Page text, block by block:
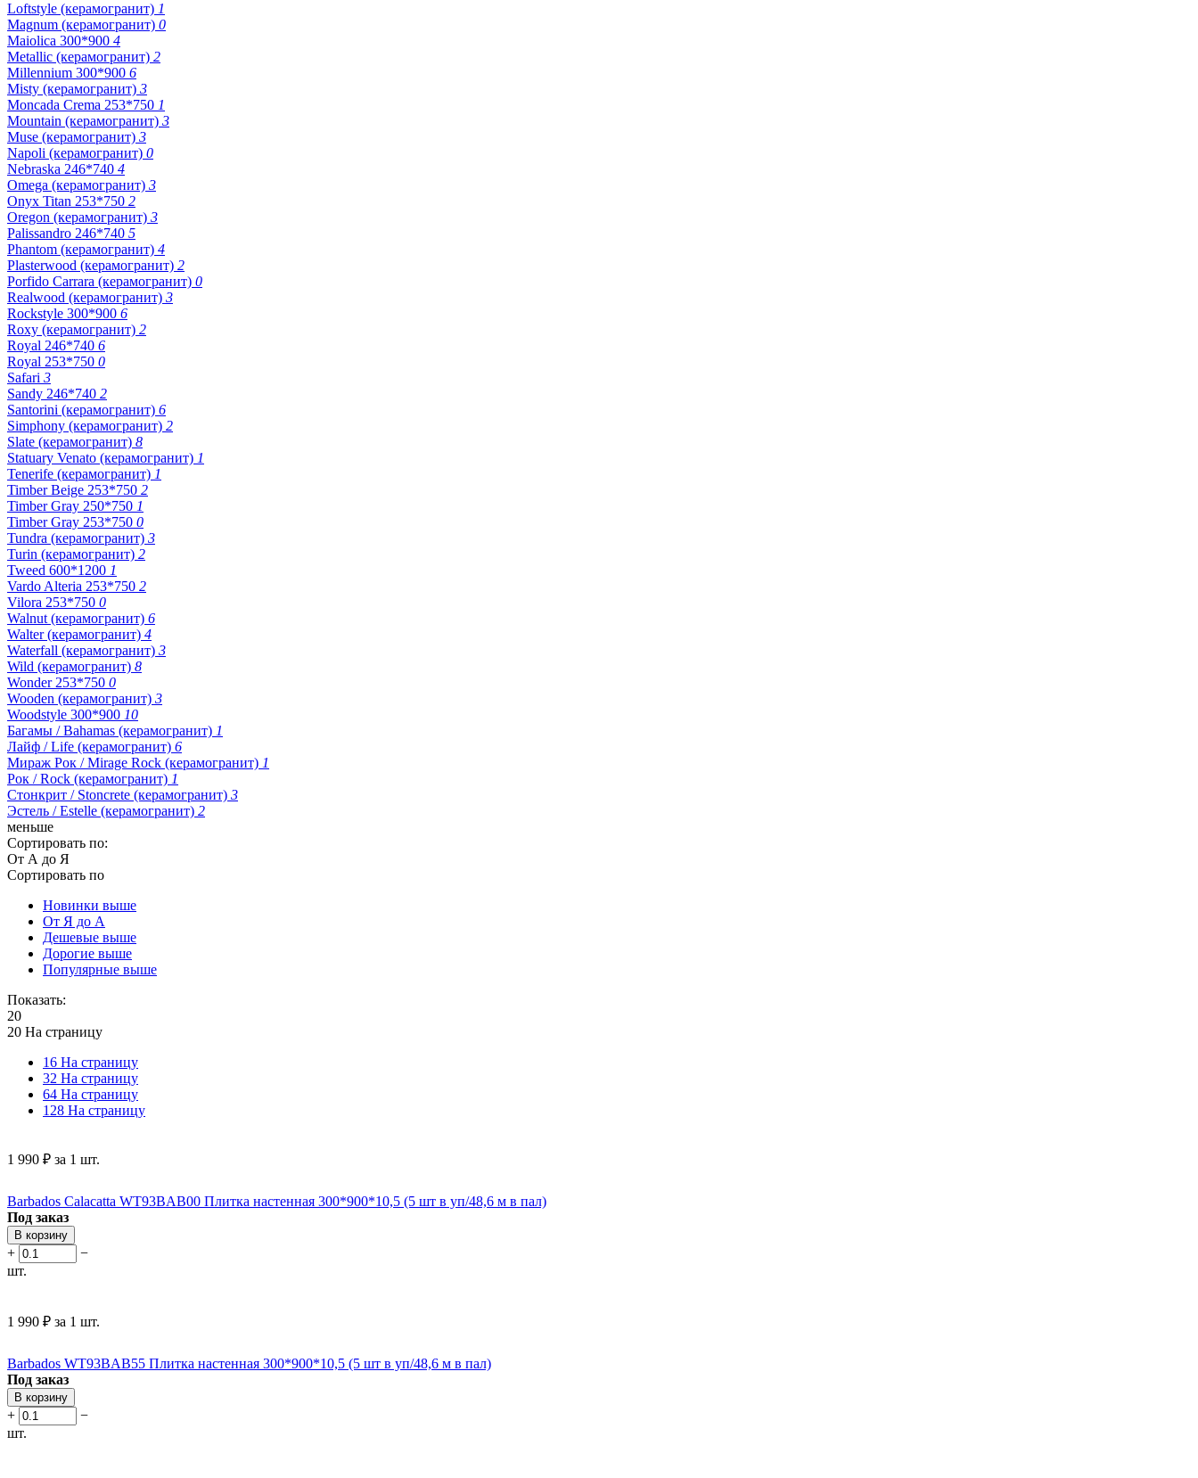
Loftstyle (керамогранит) 1
Magnum (керамогранит) 0
Maiolica 300*900 4
Metallic (керамогранит) 2
Millennium 300*900 6
Misty (керамогранит) 3
Moncada Crema 253*750 1
Mountain (керамогранит) 3
Muse (керамогранит) 3
Napoli (керамогранит) 0
Nebraska 246*740 4
Omega (керамогранит) 3
Onyx Titan 253*750 2
Oregon (керамогранит) 3
Palissandro 246*740 5
Phantom (керамогранит) 4
Plasterwood (керамогранит) 2
Porfido Carrara (керамогранит) 0
Realwood (керамогранит) 3
Rockstyle 300*900 6
Roxy (керамогранит) 2
Royal 246*740 6
Royal 253*750 0
Safari 3
Sandy 246*740 2
Santorini (керамогранит) 6
Simphony (керамогранит) 2
Slate (керамогранит) 8
Statuary Venato (керамогранит) 1
Tenerife (керамогранит) 1
Timber Beige 253*750 2
Timber Gray 250*750 1
Timber Gray 253*750 0
Tundra (керамогранит) 3
Turin (керамогранит) 2
Tweed 600*1200 1
Vardo Alteria 253*750 2
Vilora 253*750 0
Walnut (керамогранит) 6
Walter (керамогранит) 4
Waterfall (керамогранит) 3
Wild (керамогранит) 8
Wonder 253*750 0
Wooden (керамогранит) 3
Woodstyle 300*900 10
Багамы / Bahamas (керамогранит) 1
Лайф / Life (керамогранит) 6
Мираж Рок / Mirage Rock (керамогранит) 1
Рок / Rock (керамогранит) 1
Стонкрит / Stoncrete (керамогранит) 3
Эстель / Estelle (керамогранит) 2
меньше
Сортировать по:
От А до Я
Сортировать по
Новинки выше
От Я до А
Дешевые выше
Дорогие выше
Популярные выше
Показать:
20
20 На страницу
16 На страницу
32 На страницу
64 На страницу
128 На страницу
1 990 ₽ за 1 шт.
Barbados Calacatta WT93BAB00 Плитка настенная 300*900*10,5 (5 шт в уп/48,6 м в пал)
Под заказ
В корзину
+
−
шт.
1 990 ₽ за 1 шт.
Barbados WT93BAB55 Плитка настенная 300*900*10,5 (5 шт в уп/48,6 м в пал)
Под заказ
В корзину
+
−
шт.